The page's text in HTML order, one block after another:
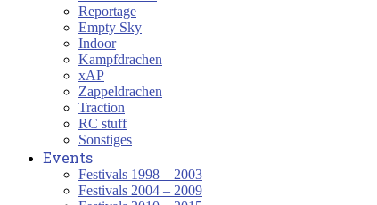
Reportage
Empty Sky
Indoor
Kampfdrachen
xAP
Zappeldrachen
Traction
RC stuff
Sonstiges
Events
Festivals 1998 – 2003
Festivals 2004 – 2009